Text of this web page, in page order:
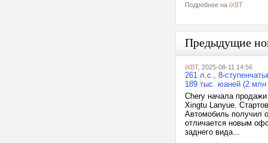
Подробнее на iXBT
Предыдущие
iXBT, 2025-08-11 14:56
261 л.с., 8-
189 тыс. юаней (2 млн
Chery начала
Xingtu Lanyue.
Автомобиль получил
отличается новым
заднего вида...